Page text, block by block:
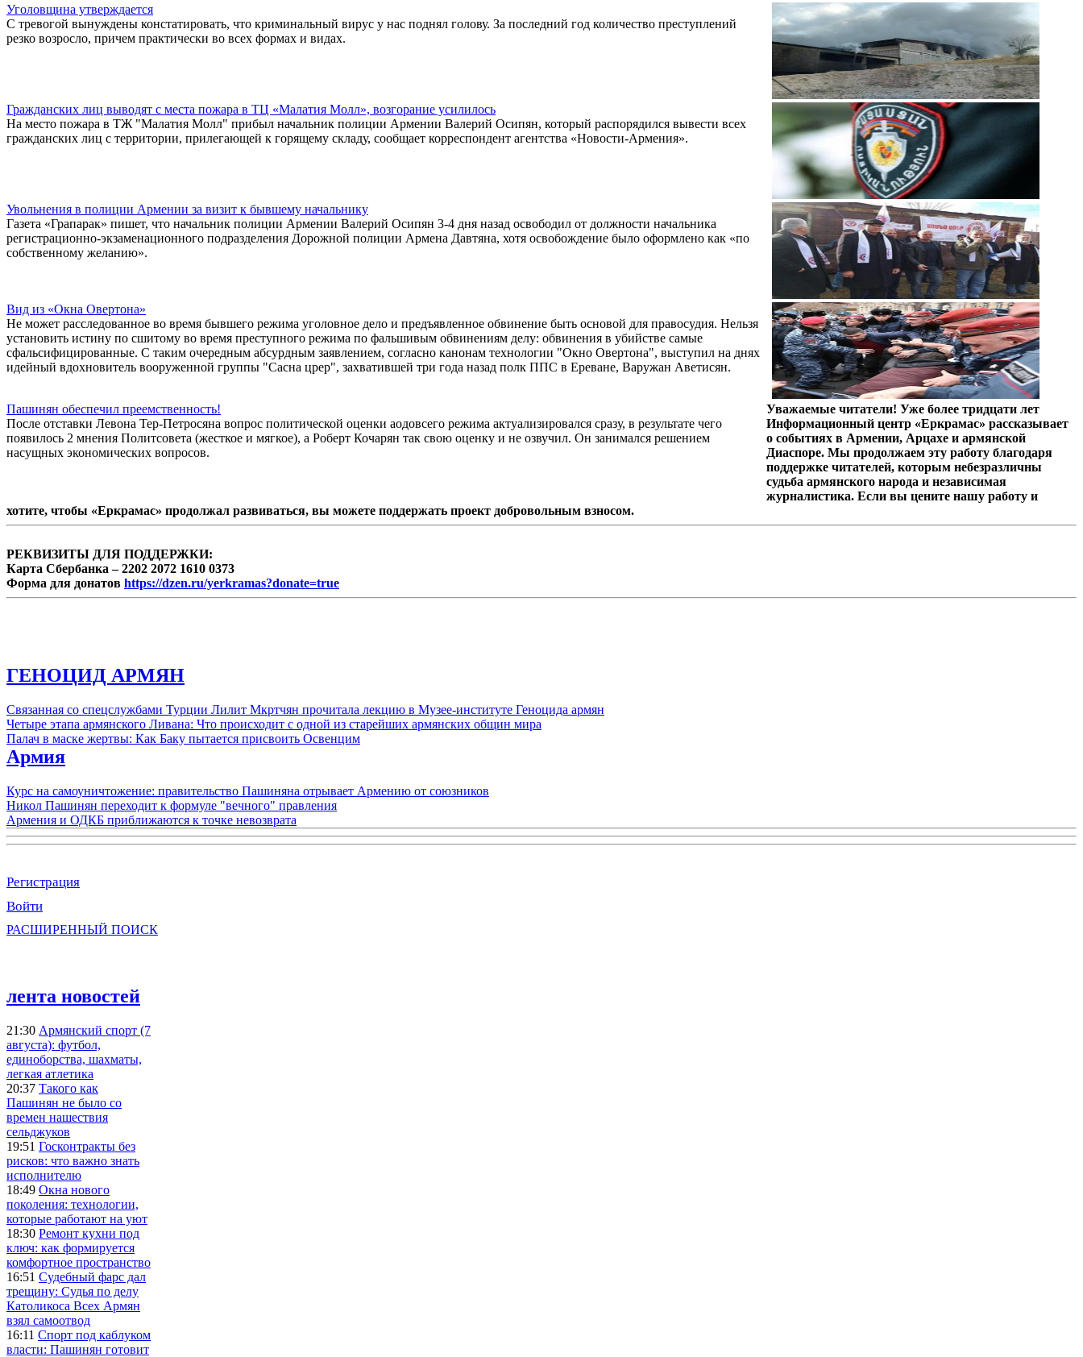
Уголовщина утверждается
С тревогой вынуждены констатировать, что криминальный вирус у нас поднял голову. За последний год количество преступлений
резко возросло, причем практически во всех формах и видах.
Гражданских лиц выводят с места пожара в ТЦ «Малатия Молл», возгорание усилилось
На место пожара в ТЖ "Малатия Молл" прибыл начальник полиции Армении Валерий Осипян, который распорядился вывести всех
гражданских лиц с территории, прилегающей к горящему складу, сообщает корреспондент агентства «Новости-Армения».
Увольнения в полиции Армении за визит к бывшему начальнику
Газета «Грапарак» пишет, что начальник полиции Армении Валерий Осипян 3-4 дня назад освободил от должности начальника
регистрационно-экзаменационного подразделения Дорожной полиции Армена Давтяна, хотя освобождение было оформлено как «по
собственному желанию».
Вид из «Окна Овертона»
Не может расследованное во время бывшего режима уголовное дело и предъявленное обвинение быть основой для правосудия. Нельзя
установить истину по сшитому во время преступного режима по фальшивым обвинениям делу: обвинения в убийстве самые
сфальсифицированные. С таким очередным абсурдным заявлением, согласно канонам технологии "Окно Овертона", выступил на днях
идейный вдохновитель вооруженной группы "Сасна црер", захватившей три года назад полк ППС в Ереване, Варужан Аветисян.
Пашинян обеспечил преемственность!
После отставки Левона Тер-Петросяна вопрос политической оценки аодовсего режима актуализировался сразу, в результате чего
появилось 2 мнения Политсовета (жесткое и мягкое), а Роберт Кочарян так свою оценку и не озвучил. Он занимался решением
насущных экономических вопросов.
Уважаемые читатели! Уже более тридцати лет
Информационный центр «Еркрамас» рассказывает
о событиях в Армении, Арцахе и армянской
Диаспоре. Мы продолжаем эту работу благодаря
поддержке читателей, которым небезразличны
судьба армянского народа и независимая
журналистика. Если вы цените нашу работу и
хотите, чтобы «Еркрамас» продолжал развиваться, вы можете поддержать проект добровольным взносом.
РЕКВИЗИТЫ ДЛЯ ПОДДЕРЖКИ:
Карта Сбербанка – 2202 2072 1610 0373
Форма для донатов https://dzen.ru/yerkramas?donate=true
ГЕНОЦИД АРМЯН
Связанная со спецслужбами Турции Лилит Мкртчян прочитала лекцию в Музее-институте Геноцида армян
Четыре этапа армянского Ливана: Что происходит с одной из старейших армянских общин мира
Палач в маске жертвы: Как Баку пытается присвоить Освенцим
Армия
Курс на самоуничтожение: правительство Пашиняна отрывает Армению от союзников
Никол Пашинян переходит к формуле "вечного" правления
Армения и ОДКБ приближаются к точке невозврата
Регистрация
Войти
РАСШИРЕННЫЙ ПОИСК
лента новостей
21:30 Армянский спорт (7
августа): футбол,
единоборства, шахматы,
легкая атлетика
20:37 Такого как
Пашинян не было со
времен нашествия
сельджуков
19:51 Госконтракты без
рисков: что важно знать
исполнителю
18:49 Окна нового
поколения: технологии,
которые работают на уют
18:30 Ремонт кухни под
ключ: как формируется
комфортное пространство
16:51 Судебный фарс дал
трещину: Судья по делу
Католикоса Всех Армян
взял самоотвод
16:11 Спорт под каблуком
власти: Пашинян готовит